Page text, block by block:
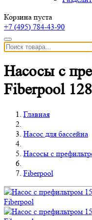
Корзина пуста
+7 (495) 784-43-90
Насосы с
Fiberpool
Главная
Насос для бассейна
Насосы с
Fiberpool